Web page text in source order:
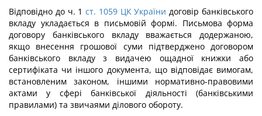
Відповідно до ч. 1ст. 1059 ЦК України договір банківського
вкладу укладається в письмовій формі. Письмова форма
договору банківського вкладу вважається додержаною,
якщо внесення грошової суми підтверджено договором
банківського вкладу з видачею ощадної книжки або
сертифіката чи іншого документа, що відповідає вимогам,
встановленим законом, іншими нормативно-правовими
актами у сфері банківської діяльності (банківськими
правилами) та звичаями ділового обороту.